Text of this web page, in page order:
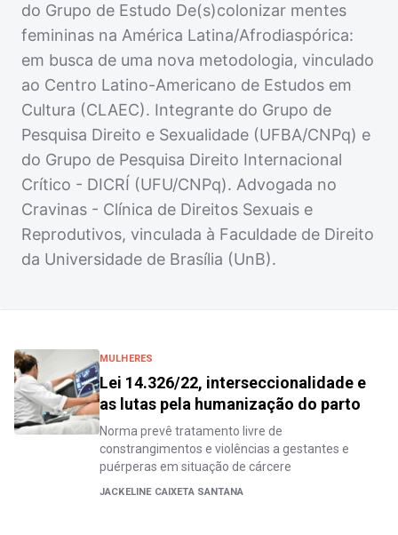
do Grupo de Estudo De(s)colonizar mentes
femininas na América Latina/Afrodiaspórica:
em busca de uma nova metodologia, vinculado
ao Centro Latino-Americano de Estudos em
Cultura (CLAEC). Integrante do Grupo de
Pesquisa Direito e Sexualidade (UFBA/CNPq) e
do Grupo de Pesquisa Direito Internacional
Crítico - DICRÍ (UFU/CNPq). Advogada no
Cravinas - Clínica de Direitos Sexuais e
Reprodutivos, vinculada à Faculdade de Direito
da Universidade de Brasília (UnB).
MULHERES
Lei 14.326/22, interseccionalidade e
as lutas pela humanização do parto
Norma prevê tratamento livre de
constrangimentos e violências a gestantes e
puérperas em situação de cárcere
JACKELINE CAIXETA SANTANA